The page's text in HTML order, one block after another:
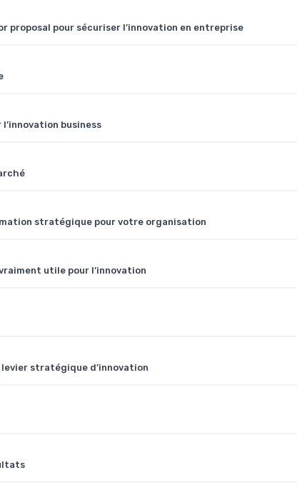
pour sécuriser l’innovation en entreprise
business
stratégique pour votre organisation
utile pour l’innovation
stratégique d’innovation